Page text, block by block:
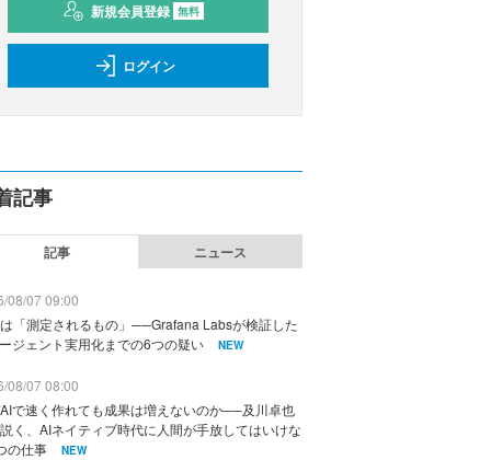
新規会員登録 無料
ログイン
記事
記事 ニュース
08/07 09:00
「測定されるもの」──Grafana Labsが検証した
ジェント実用化までの6つの疑い
NEW
08/07 08:00
で速く作れても成果は増えないのか──及川卓也
く、AIネイティブ時代に人間が手放してはいけな
の仕事
NEW